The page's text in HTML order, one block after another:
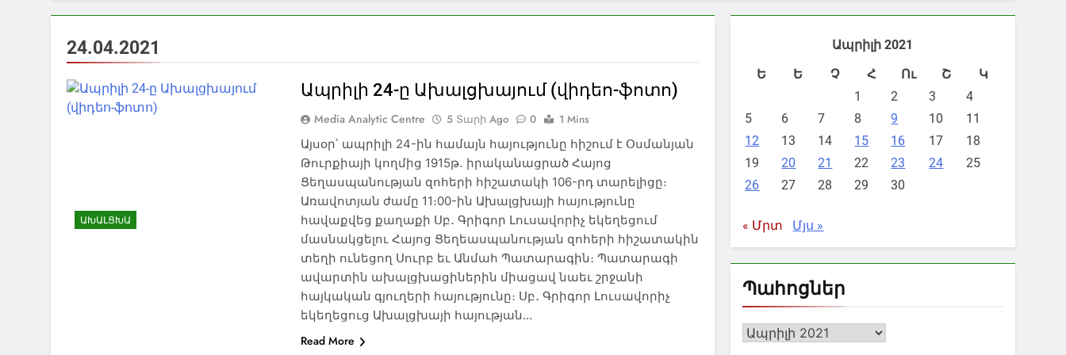
24.04.2021
ԱԽԱԼՑԽԱ
Ապրիլի 24-ը Ախալցխայում (վիդեո-ֆոտո)
Media Analytic Centre 5 Տարի Ago 0
1 Mins
Այսօր՝ ապրիլի 24-ին համայն հայությունը հիշում է Օսմանյան
Թուրքիայի կողմից 1915թ․ իրականացրած Հայոց
Ցեղասպանության զոհերի հիշատակի 106-րդ տարելիցը։
Առավոտյան ժամը 11։00-ին Ախալցխայի հայությունը
հավաքվեց քաղաքի Սբ․ Գրիգոր Լուսավորիչ եկեղեցում
մասնակցելու Հայոց Ցեղեասպանության զոհերի հիշատակին
տեղի ունեցող Սուրբ եւ Անմահ Պատարագին։ Պատարագի
ավարտին ախալցխացիներին միացավ նաեւ շրջանի
հայկական գյուղերի հայությունը։ Սբ․ Գրիգոր Լուսավորիչ
եկեղեցուց Ախալցխայի հայության…
Read More
Ապրիլի 2021
Ե
Ե Չ Հ Ու Շ
Կ
1
2 3
4
5
6 7 8 9 10
11
12
13 14 15 16 17
18
19
20 21 22 23 24
25
26
27 28 29 30
« Մրտ Մյս »
Պահոցներ
Պահոցներ